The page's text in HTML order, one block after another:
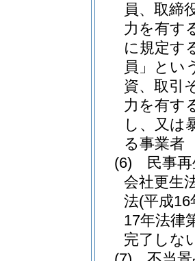
員、取締
力を有す
に規定す
員」とい
資、取引
力を有す
し、又は
る事業者
(6)
民事
会社更生
法(平成16
17年法律
完了しな